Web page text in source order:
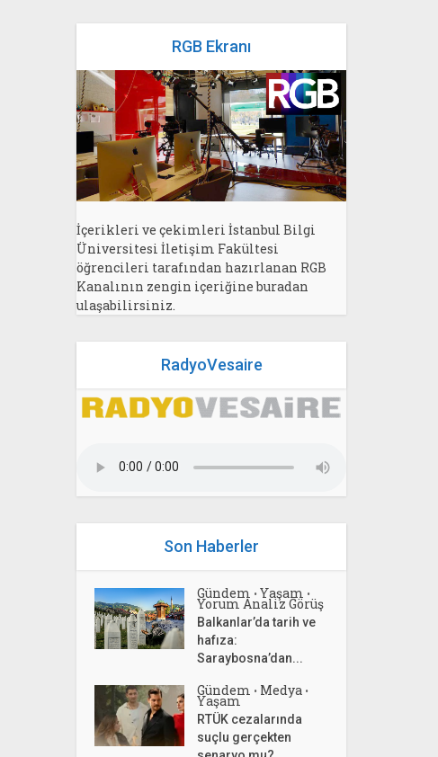
RGB Ekranı
İçerikleri ve çekimleri İstanbul Bilgi
Üniversitesi İletişim Fakültesi
öğrencileri tarafından hazırlanan RGB
Kanalının zengin içeriğine buradan
ulaşabilirsiniz.
RadyoVesaire
Son Haberler
Gündem • Yaşam •
Yorum Analiz Görüş
Balkanlar’da tarih ve
hafıza:
Saraybosna’dan...
Gündem • Medya •
Yaşam
RTÜK cezalarında
suçlu gerçekten